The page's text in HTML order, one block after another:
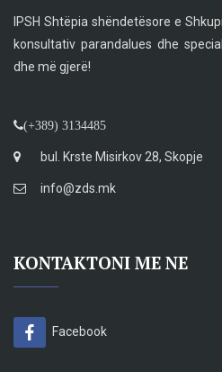
IPSH Shtëpia shëndetësore e
konsultativ parandalues dhe
dhe më gjerë!
(+389) 3134485
bul. Krste Misirkov 28, Skopje
info@zds.mk
KONTAKTONI ME NE
Facebook